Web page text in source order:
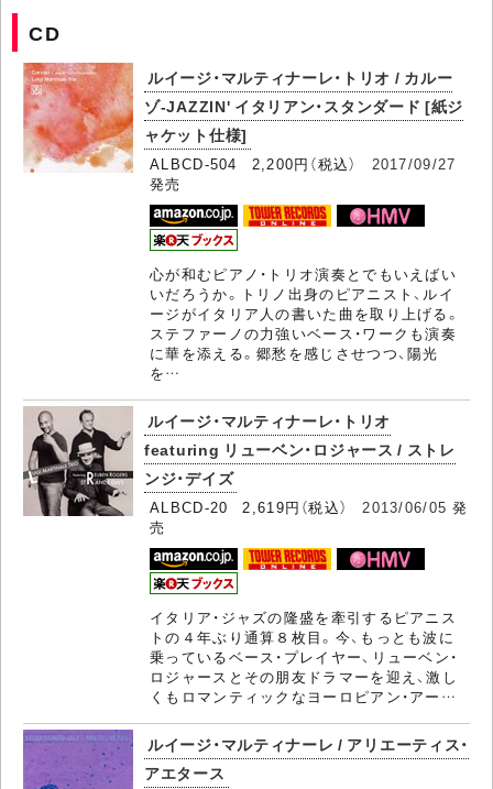
CD
ルイージ・マルティナーレ・トリオ / カルー
ゾ-JAZZIN' イタリアン・スタンダード [紙ジ
ャケット仕様]
ALBCD-504 2,200円（税込） 2017/09/27
発売
心が和むピアノ・トリオ演奏とでもいえばい
いだろうか。トリノ出身のピアニスト、ルイ
ージがイタリア人の書いた曲を取り上げる。
ステファーノの力強いベース・ワークも演奏
に華を添える。郷愁を感じさせつつ、陽光
を…
ルイージ・マルティナーレ・トリオ
featuring リューベン・ロジャース / ストレ
ンジ・デイズ
ALBCD-20 2,619円（税込） 2013/06/05 発
売
イタリア・ジャズの隆盛を牽引するピアニス
トの４年ぶり通算８枚目。今、もっとも波に
乗っているベース・プレイヤー、リューベン・
ロジャースとその朋友ドラマーを迎え、激し
くもロマンティックなヨーロピアン・アー…
ルイージ・マルティナーレ / アリエーティス・
アエタース